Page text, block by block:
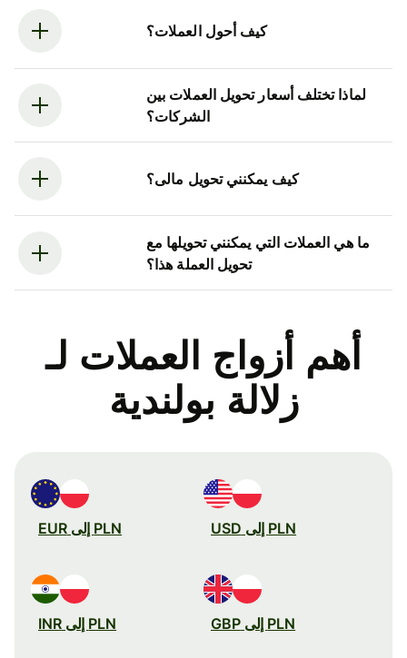
كيف أحول العملات؟
لماذا تختلف أسعار تحويل العملات بين
الشركات؟
كيف يمكنني تحويل مالى؟
ما هي العملات التي يمكنني تحويلها مع
تحويل العملة هذا؟
أهم أزواج العملات لـ
زلالة بولندية
PLN إلى USD PLN إلى EUR
PLN إلى GBP PLN إلى INR